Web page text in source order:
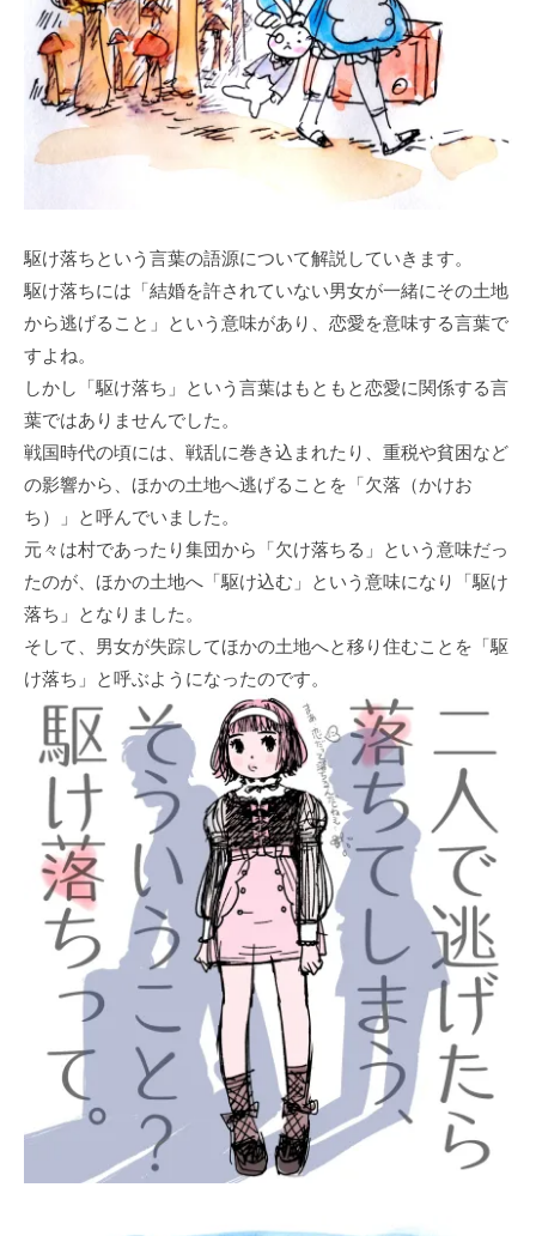
駆け落ちという言葉の語源について解説していきます。
駆け落ちには「結婚を許されていない男女が一緒にその土地
から逃げること」という意味があり、恋愛を意味する言葉で
すよね。
しかし「駆け落ち」という言葉はもともと恋愛に関係する言
葉ではありませんでした。
戦国時代の頃には、戦乱に巻き込まれたり、重税や貧困など
の影響から、ほかの土地へ逃げることを「欠落（かけお
ち）」と呼んでいました。
元々は村であったり集団から「欠け落ちる」という意味だっ
たのが、ほかの土地へ「駆け込む」という意味になり「駆け
落ち」となりました。
そして、男女が失踪してほかの土地へと移り住むことを「駆
け落ち」と呼ぶようになったのです。